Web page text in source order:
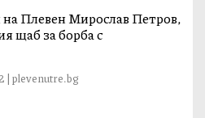
Плевен Мирослав Петров,
щаб за борба с
| plevenutre.bg